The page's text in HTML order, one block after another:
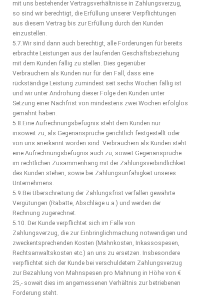
mit uns bestehender Vertragsverhältnisse in Zahlungsverzug,
so sind wir berechtigt, die Erfüllung unserer Verpflichtungen
aus diesem Vertrag bis zur Erfüllung durch den Kunden
einzustellen.
5.7.Wir sind dann auch berechtigt, alle Forderungen für bereits
erbrachte Leistungen aus der laufenden Geschäftsbeziehung
mit dem Kunden fällig zu stellen. Dies gegenüber
Verbrauchern als Kunden nur für den Fall, dass eine
rückständige Leistung zumindest seit sechs Wochen fällig ist
und wir unter Androhung dieser Folge den Kunden unter
Setzung einer Nachfrist von mindestens zwei Wochen erfolglos
gemahnt haben.
5.8.Eine Aufrechnungsbefugnis steht dem Kunden nur
insoweit zu, als Gegenansprüche gerichtlich festgestellt oder
von uns anerkannt worden sind. Verbrauchern als Kunden steht
eine Aufrechnungsbefugnis auch zu, soweit Gegenansprüche
im rechtlichen Zusammenhang mit der Zahlungsverbindlichkeit
des Kunden stehen, sowie bei Zahlungsunfähigkeit unseres
Unternehmens.
5.9.Bei Überschreitung der Zahlungsfrist verfallen gewährte
Vergütungen (Rabatte, Abschläge u.a.) und werden der
Rechnung zugerechnet.
5.10. Der Kunde verpflichtet sich im Falle von
Zahlungsverzug, die zur Einbringlichmachung notwendigen und
zweckentsprechenden Kosten (Mahnkosten, Inkassospesen,
Rechtsanwaltskosten etc.) an uns zu ersetzen. Insbesondere
verpflichtet sich der Kunde bei verschuldetem Zahlungsverzug
zur Bezahlung von Mahnspesen pro Mahnung in Höhe von €
25,- soweit dies im angemessenen Verhältnis zur betriebenen
Forderung steht.